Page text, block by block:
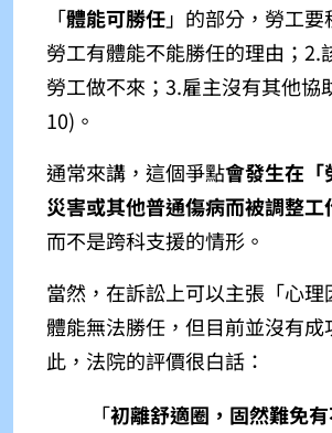
「體能可勝任」的部分，勞工要
勞工有體能不能勝任的理由；2.
勞工做不來；3.雇主沒有其他協
10) 。
通常來講，這個爭點會發生在「
災害或其他普通傷病而被調整工
而不是跨科支援的情形。
當然，在訴訟上可以主張「心理
體能無法勝任，但目前並沒有成
此，法院的評價很白話：
「初離舒適圈，固然難免